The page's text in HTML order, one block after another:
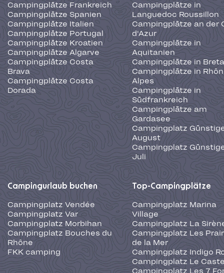
Campingplätze Frankreich
Campingplätze Spanien
Campingplätze Italien
Campingplätze Portugal
Campingplätze Kroatien
Campingplätze Algarve
Campingplätze Costa
Brava
Campingplätze Costa
Dorada
Campingplätze in
Languedoc Roussillon
Campingplätze an der
d'Azur
Campingplätze in
Aquitanien
Campingplätze in
Campingplätze in
Alpes
Campingplätze in
Südfrankreich
Campingplätze am
Gardasee
Campingplatz
August
Campingplatz
Juli
Campingurlaub buchen
Campingplatz Vendée
Campingplatz Var
Campingplatz Morbihan
Campingplatz Bouches du
Rhône
FKK camping
Top-Campingplätze
Campingplatz Marina
Village
Campingplatz La
Campingplatz Les
de la Mer
Campingplatz Indigo
Campingplatz Le
Campingplatz Les 7